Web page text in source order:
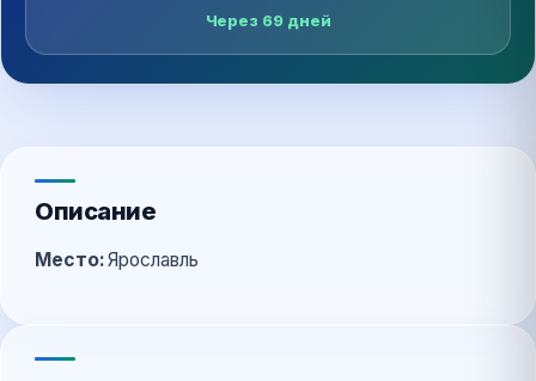
Через 69 дней
Описание
Место:Ярославль